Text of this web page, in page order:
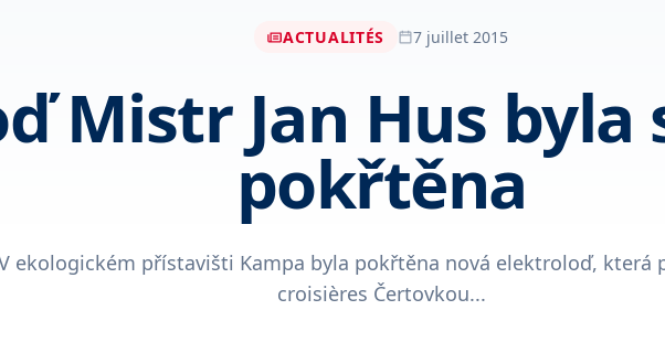
ACTUALITÉS 7 juillet 2015
Mistr Jan Hus
pokřtěna
ekologickém přístavišti Kampa byla pokřtěna nová elektroloď, která
croisières Čertovkou...